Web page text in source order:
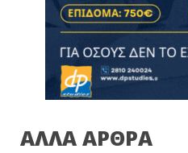
ΑΛΛΑ ΑΡΘΡΑ